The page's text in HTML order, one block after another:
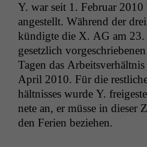
Y. war seit 1. Feb­ru­ar 2010
angestellt. Während der
kündigte die X. AG am
geset­zlich
Tagen das
April 2010. Für die
hält­niss­es wurde Y.
nete an, er müsse in dieser
den Ferien beziehen.